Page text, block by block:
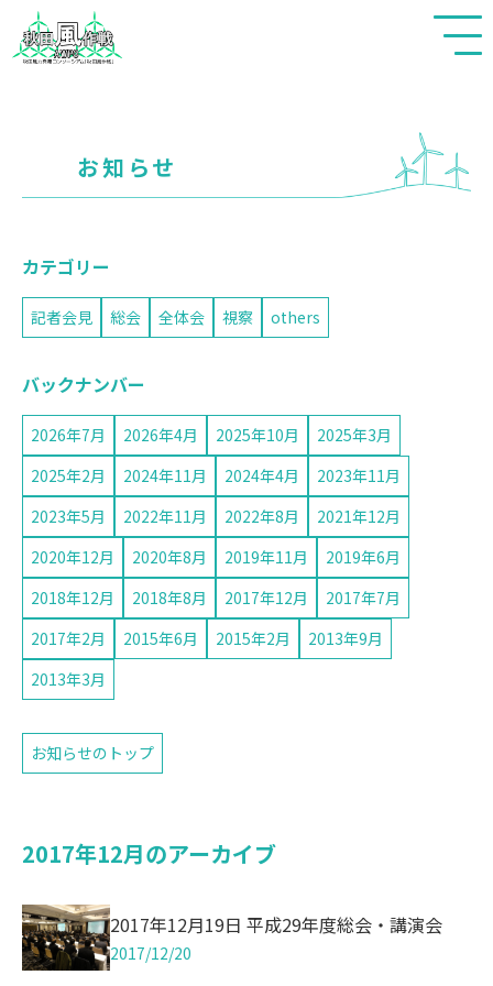
お知らせ
カテゴリー
記者会見 総会 全体会 視察 others
バックナンバー
2026年7月 2026年4月 2025年10月
2025年3月
2025年2月
2024年11月 2024年4月
2023年11月
2023年5月
2022年11月 2022年8月
2021年12月
2020年12月
2020年8月 2019年11月
2019年6月
2018年12月
2018年8月 2017年12月
2017年7月
2017年2月
2015年6月 2015年2月
2013年9月
2013年3月
お知らせのトップ
2017年12月のアーカイブ
2017年12月19日 平成29年度総会・講演会
2017/12/20